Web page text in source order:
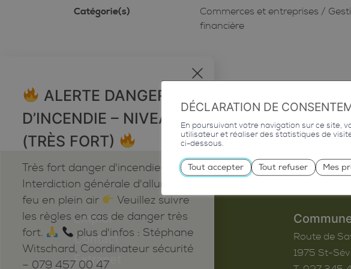
Catégorie(s)
Commerces et entreprises /
financière
Emploi
Contact
Extranet
Route de
1975 St-
x
ALERTE DANGER
D’INCENDIE – NIVEAU 5
(TRÈS FORT)
Très fort danger d'incendie
Interdiction générale d'allumer du
feu en plein air
Veuillez suivre
les règles en cas de danger très
fort.
plus d'infos : Stéphane
Witschard, Coordinateur sécurité
– 079 457 00 47
DÉCLARATION DE
En poursuivant votre navigation sur ce site,
utilisateur et réaliser des statistiques de
ci-dessous.
Tout accepter Tout refuser Mes